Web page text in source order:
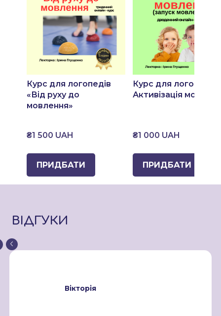
Курс для логопедів
«Від руху до
мовлення»
₴1 500 UAH
ПРИДБАТИ
Курс для логопедів
Активізація
₴1 000 UAH
ПРИДБАТИ
ВІДГУКИ
Вікторія